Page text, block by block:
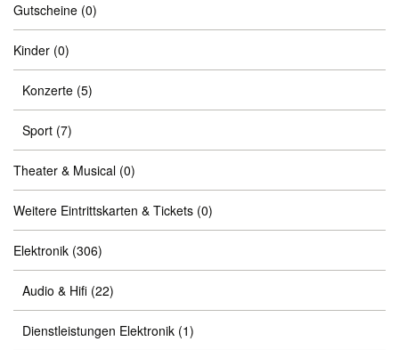
Gutscheine (0)
Kinder (0)
Konzerte (5)
Sport (7)
Theater & Musical (0)
Weitere Eintrittskarten & Tickets (0)
Elektronik (306)
Audio & Hifi (22)
Dienstleistungen Elektronik (1)